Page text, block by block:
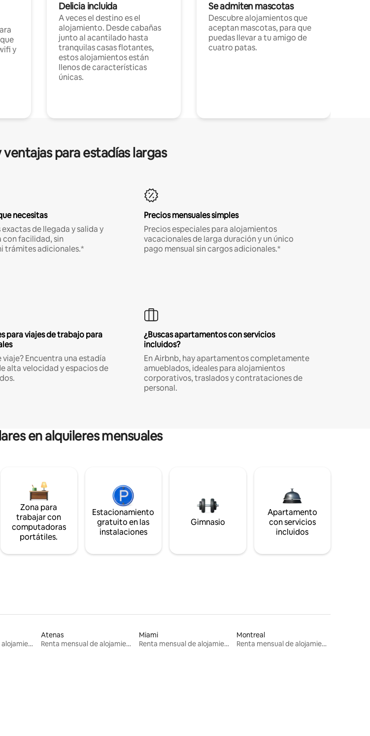
y
Delicia incluida
A veces el destino es el
alojamiento. Desde cabañas
junto al acantilado hasta
tranquilas casas flotantes,
estos alojamientos están
llenos de características
únicas.
Se admiten mascotas
Descubre alojamientos que
aceptan mascotas, para que
puedas llevar a tu amigo de
cuatro patas.
para estadías largas
necesitas
exactas de llegada y salida y
con facilidad, sin
trámites adicionales.*
Precios mensuales simples
Precios especiales para alojamientos
vacacionales de larga duración y un único
pago mensual sin cargos adicionales.*
para viajes de trabajo para
viaje? Encuentra una estadía
alta velocidad y espacios de
¿Buscas apartamentos con servicios
incluidos?
En Airbnb, hay apartamentos completamente
amueblados, ideales para alojamientos
corporativos, traslados y contrataciones de
personal.
en alquileres mensuales
Zona para
trabajar con
computadoras
portátiles.
Estacionamiento
gratuito en las
instalaciones
Gimnasio
Apartamento
con servicios
incluidos
Renta mensual de alojamientos
Atenas
Renta mensual de alojamientos
Miami
Renta mensual de alojamientos
Montreal
Renta mensual de alojamientos